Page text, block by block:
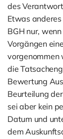
des
Etwas
BGH nur,
Vorgängen
vorgenommen
die
Bewertung
Beurteilung
sei aber kein
Datum und
dem